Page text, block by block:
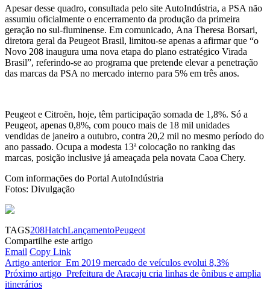
Apesar desse quadro, consultada pelo site AutoIndústria, a PSA não
assumiu oficialmente o encerramento da produção da primeira
geração no sul-fluminense. Em comunicado, Ana Theresa Borsari,
diretora geral da Peugeot Brasil, limitou-se apenas a afirmar que “o
Novo 208 inaugura uma nova etapa do plano estratégico Virada
Brasil”, referindo-se ao programa que pretende elevar a penetração
das marcas da PSA no mercado interno para 5% em três anos.
Peugeot e Citroën, hoje, têm participação somada de 1,8%. Só a
Peugeot, apenas 0,8%, com pouco mais de 18 mil unidades
vendidas de janeiro a outubro, contra 20,2 mil no mesmo período do
ano passado. Ocupa a modesta 13ª colocação no ranking das
marcas, posição inclusive já ameaçada pela novata Caoa Chery.
Com informações do Portal AutoIndústria
Fotos: Divulgação
TAGS208HatchLançamentoPeugeot
Compartilhe este artigo
Email Copy Link
Artigo anterior Em 2019 mercado de veículos evolui 8,3%
Próximo artigo Prefeitura de Aracaju cria linhas de ônibus e amplia
itinerários